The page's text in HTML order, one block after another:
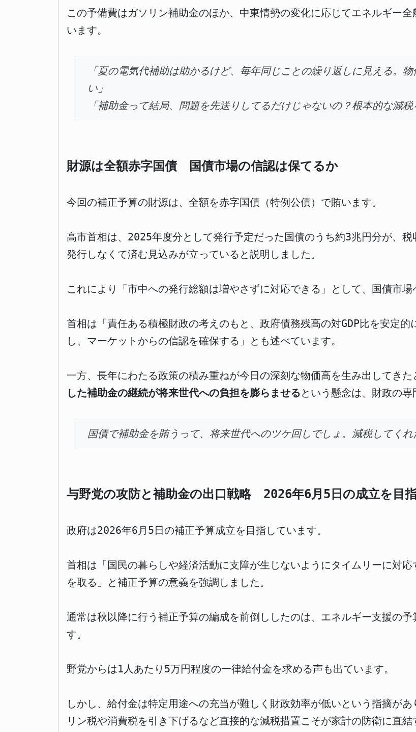
この予備費はガソリン補助金のほか、中東情勢の変化に応じてエネルギー
います。
「夏の電気代補助は助かるけど、毎年同じことの繰り返しに見える。
い」
「補助金って結局、問題を先送りしてるだけじゃないの？根本的な減
財源は全額赤字国債 国債市場の信認は保てるか
今回の補正予算の財源は、全額を赤字国債（特例公債）で賄います。
高市首相は、2025年度分として発行予定だった国債のうち約3兆円分が、
発行しなくて済む見込みが立っていると説明しました。
これにより「市中への発行総額は増やさずに対応できる」として、国債市場
首相は「責任ある積極財政の考えのもと、政府債務残高の対GDP比を安定
し、マーケットからの信認を確保する」とも述べています。
一方、長年にわたる政策の積み重ねが今日の深刻な物価高を生み出してきた
した補助金の継続が将来世代への負担を膨らませるという懸念は、財政の専
国債で補助金を賄うって、将来世代へのツケ回しでしょ。減税してく
与野党の攻防と補助金の出口戦略 2026年6月5日の成立を目
政府は2026年6月5日の補正予算成立を目指しています。
首相は「国民の暮らしや経済活動に支障が生じないようにタイムリーに対
を取る」と補正予算の意義を強調しました。
通常は秋以降に行う補正予算の編成を前倒ししたのは、エネルギー支援の
す。
野党からは1人あたり5万円程度の一律給付金を求める声も出ています。
しかし、給付金は特定用途への充当が難しく財政効率が低いという指摘が
リン税や消費税を引き下げるなど直接的な減税措置こそが家計の防衛に直結